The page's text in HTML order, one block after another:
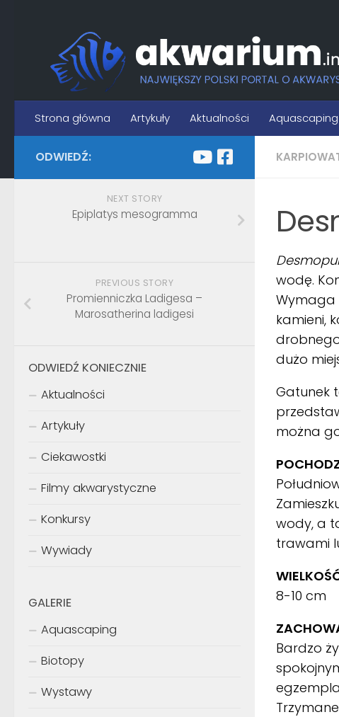
Strona główna Artykuły Aktualności Aquascaping
wodę.
Wymaga
kamieni,
dużo
Gatunek
można
wody, a
trawami
8-10 cm
Bardzo
ODWIEDŹ:
NEXT STORY
Epiplatys mesogramma
PREVIOUS STORY
Promienniczka Ladigesa –
Marosatherina ladigesi
ODWIEDŹ KONIECZNIE
Aktualności
Artykuły
Ciekawostki
Filmy akwarystyczne
Konkursy
Wywiady
GALERIE
Aquascaping
Biotopy
Wystawy